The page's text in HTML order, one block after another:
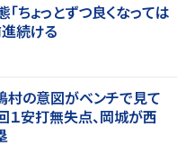
ちょっとずつ良くなっては
続ける
村の意図がベンチで見て
１安打無失点、岡城が西